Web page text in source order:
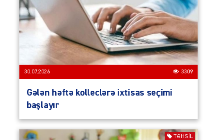
30.07.2026 3309
Gələn həftə kolleclərə ixtisas seçimi
başlayır
TƏHSIL